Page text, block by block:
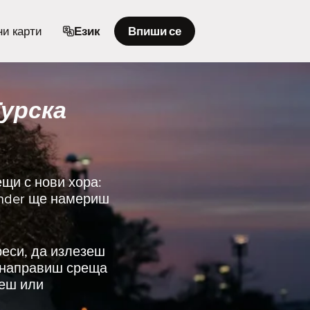
карти Език Впиши се
с нови хора:
ще намериш
да излезеш
среща
или